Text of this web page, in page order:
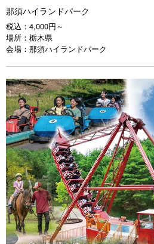
那須ハイランドパーク
税込： 4,000円～
場所： 栃木県
会場： 那須ハイランドパーク